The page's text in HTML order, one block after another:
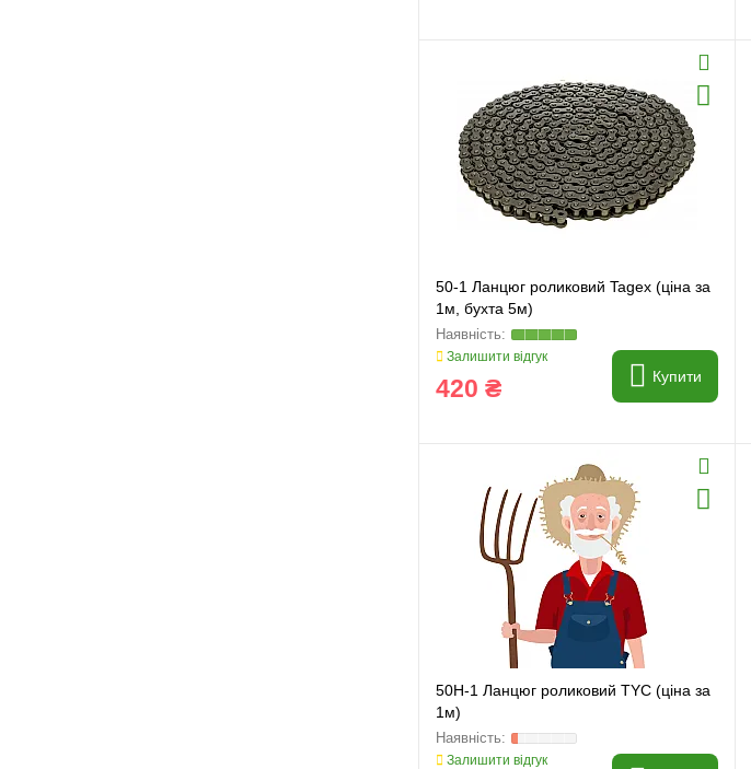
50-1 Ланцюг роликовий Tagex (ціна за
1м, бухта 5м)
Залишити відгук
420 ₴ Купити
50H-1 Ланцюг роликовий TYC (ціна за
1м)
Залишити відгук